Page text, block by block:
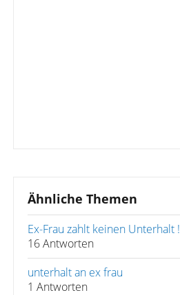
Ähnliche Themen
Ex-Frau zahlt keinen Unterhalt !
16 Antworten
unterhalt an ex frau
1 Antworten